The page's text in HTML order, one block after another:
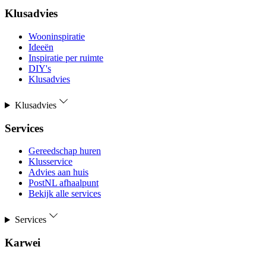
Klusadvies
Wooninspiratie
Ideeën
Inspiratie per ruimte
DIY's
Klusadvies
Klusadvies
Services
Gereedschap huren
Klusservice
Advies aan huis
PostNL afhaalpunt
Bekijk alle services
Services
Karwei